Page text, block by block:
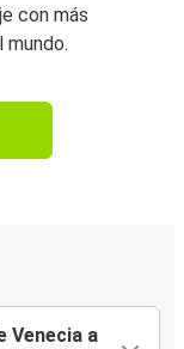
con más
Venecia a